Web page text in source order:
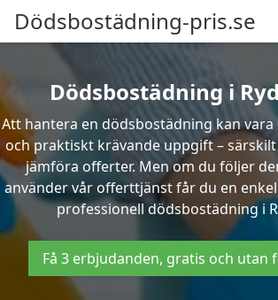
Dödsbostädning-pris.se
Dödsbostädning i
Att hantera en dödsbostädning kan
och praktiskt krävande uppgift –
jämföra offerter. Men om du följer
använder vår offerttjänst får du en
professionell dödsbostädning i
Få 3 erbjudanden, gratis och utan